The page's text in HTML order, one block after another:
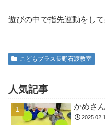
遊びの中で指先運動をし
こどもプラス長野石渡教室
人気記事
かめさ